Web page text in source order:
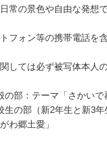
常の景色や自由な発想
フォン等の携帯電話を
しては必ず被写体本人
の部：テーマ「さかいで
生の部（新2年生と新3
わ郷土愛」